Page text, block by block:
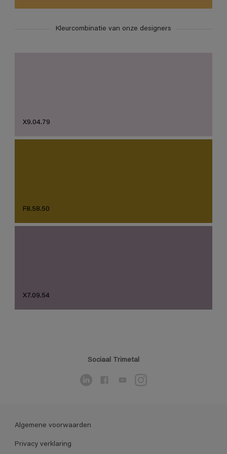
Kleurcombinatie van onze designers
X9.04.79
F8.58.50
X7.09.54
Sociaal Trimetal
Algemene voorwaarden
Privacy verklaring